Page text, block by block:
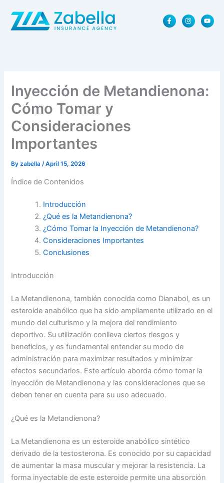
content
F
a
c
I
n
s
Y
o
u
Inyección de Metandienona:
Cómo Tomar y
Consideraciones
Importantes
Byzabella/April 15, 2026
Índice de Contenidos
Introducción
¿Qué es la Metandienona?
¿Cómo Tomar la Inyección de Metandienona?
Consideraciones Importantes
Conclusiones
Introducción
La Metandienona, también conocida como Dianabol, es un
esteroide anabólico que ha sido ampliamente utilizado en el
mundo del culturismo y la mejora del rendimiento
deportivo. Su utilización conlleva ciertos riesgos y
beneficios, y es fundamental entender su modo de
administración para maximizar resultados y minimizar
efectos secundarios. Este artículo aborda cómo tomar la
inyección de Metandienona y las consideraciones que se
deben tener en cuenta para su uso adecuado.
¿Qué es la Metandienona?
La Metandienona es un esteroide anabólico sintético
derivado de la testosterona. Es conocido por su capacidad
de aumentar la masa muscular y mejorar la resistencia. La
forma inyectable de este esteroide permite una absorción